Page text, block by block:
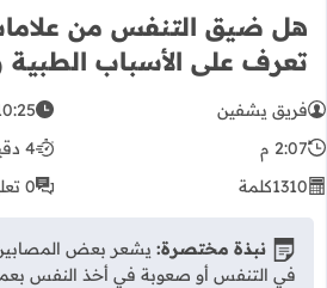
هل ضيق التنفس من
تعرف على الأسباب الطبية
فريق يشفين
10:25
2:07 م
4 دقيقة
1310كلمة 0 تعليق
نبذة مختصرة: يشعر بعض
في التنفس أو صعوبة في أخذ النفس